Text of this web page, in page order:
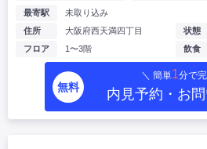
最寄駅
未取り込み
住所
大阪府西天満四丁目
フロア
1〜3階
状態
飲食
無料
＼ 簡単1分で
内見予約・お